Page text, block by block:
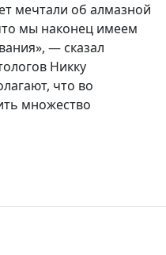
мечтали об алмазной
мы наконец имеем
— сказал
Никку
что во
множество